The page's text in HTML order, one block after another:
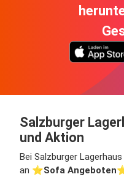
Salzburger
und Aktion
Bei Salzburger
an ⭐️Sofa Angeboten